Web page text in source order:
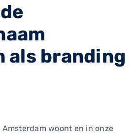
als branding
woont en in onze